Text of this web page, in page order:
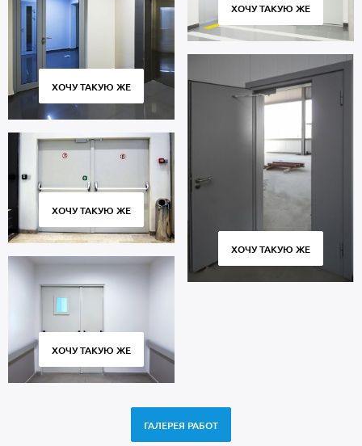
ХОЧУ ТАКУЮ ЖЕ
ХОЧУ ТАКУЮ ЖЕ
ХОЧУ ТАКУЮ ЖЕ
ХОЧУ ТАКУЮ ЖЕ
ХОЧУ ТАКУЮ ЖЕ
ГАЛЕРЕЯ РАБОТ